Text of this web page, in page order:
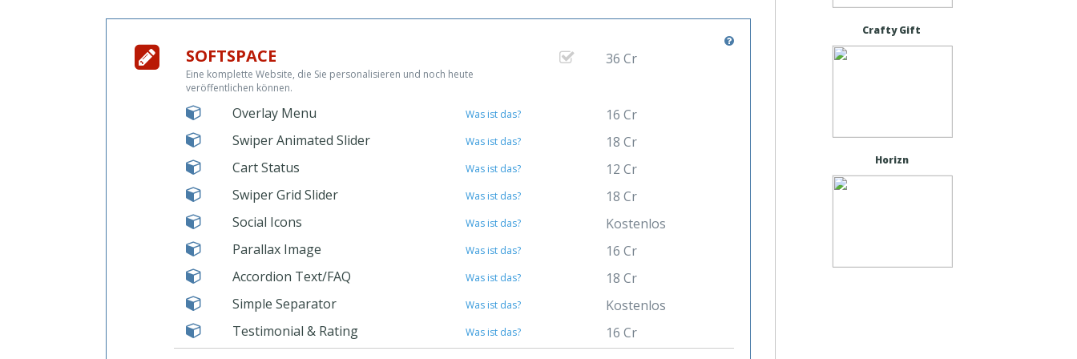
SOFTSPACE
Eine komplette Website, die Sie personalisieren und noch heute
veröffentlichen können.
36 Cr
Overlay Menu Was ist das?
16 Cr
Swiper Animated Slider
Was ist das?
18 Cr
Cart Status
Was ist das?
12 Cr
Swiper Grid Slider
Was ist das?
18 Cr
Social Icons
Was ist das?
Kostenlos
Parallax Image
Was ist das?
16 Cr
Accordion Text/FAQ
Was ist das?
18 Cr
Simple Separator
Was ist das?
Kostenlos
Testimonial & Rating
Was ist das?
16 Cr
Crafty Gift
Horizn